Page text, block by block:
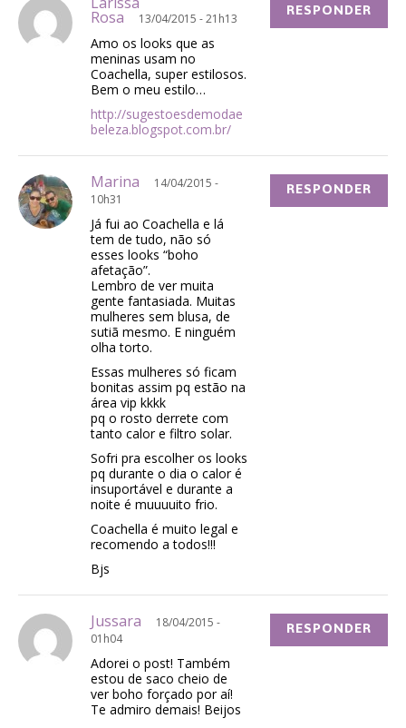
Rosa 13/04/2015 - 21h13
Amo os looks que as
meninas usam no
Coachella, super estilosos.
Bem o meu estilo…
http://sugestoesdemodae
beleza.blogspot.com.br/
RESPONDER
Marina
14/04/2015 -
10h31
Já fui ao Coachella e lá
tem de tudo, não só
esses looks “boho
afetação”.
Lembro de ver muita
gente fantasiada. Muitas
mulheres sem blusa, de
sutiã mesmo. E ninguém
olha torto.
Essas mulheres só ficam
bonitas assim pq estão na
área vip kkkk
pq o rosto derrete com
tanto calor e filtro solar.
Sofri pra escolher os looks
pq durante o dia o calor é
insuportável e durante a
noite é muuuuito frio.
Coachella é muito legal e
recomendo a todos!!!
Bjs
RESPONDER
Jussara
18/04/2015 -
01h04
Adorei o post! Também
estou de saco cheio de
ver boho forçado por aí!
Te admiro demais! Beijos
RESPONDER